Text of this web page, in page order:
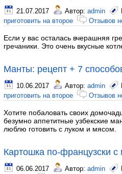
21.07.2017 Автор: admin
приготовить на второе
Отзывов
Если у вас осталась вчерашняя
гречаники. Это очень вкусные
Манты: рецепт + 7
10.06.2017 Автор: admin
приготовить на второе
Отзывов
Хотите побаловать своих
безумно аппетитные узбекские
люблю готовить с луком и мясом.
Картошка по-французски с
06.06.2017 Автор: admin